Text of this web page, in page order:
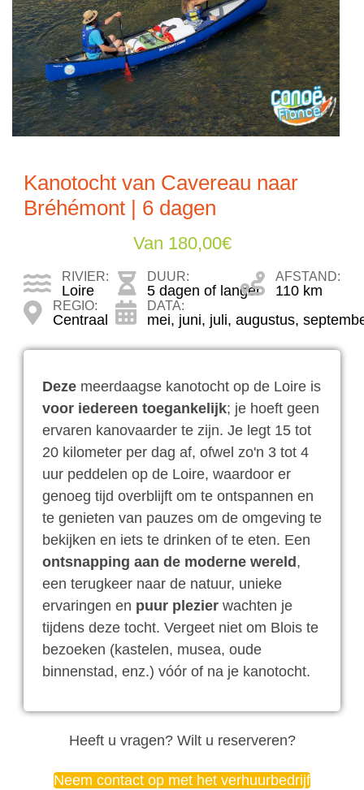
Kanotocht van Cavereau naar
Bréhémont | 6 dagen
Van 180,00€
RIVIER:
Loire
DUUR:
5 dagen of langer
AFSTAND:
110 km
REGIO:
Centraal
DATA:
mei, juni, juli, augustus,
Deze meerdaagse kanotocht op de Loire is
voor iedereen toegankelijk; je hoeft geen
ervaren kanovaarder te zijn. Je legt 15 tot
20 kilometer per dag af, ofwel zo'n 3 tot 4
uur peddelen op de Loire, waardoor er
genoeg tijd overblijft om te ontspannen en
te genieten van pauzes om de omgeving te
bekijken en iets te drinken of te eten. Een
ontsnapping aan de moderne wereld ,
een terugkeer naar de natuur, unieke
ervaringen en puur plezier wachten je
tijdens deze tocht. Vergeet niet om Blois te
bezoeken (kastelen, musea, oude
binnenstad, enz.) vóór of na je kanotocht.
Heeft u vragen? Wilt u reserveren?
Neem contact op met het verhuurbedrijf